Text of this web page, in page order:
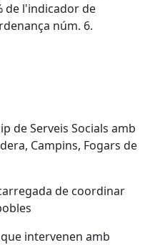
de l'indicador de
núm. 6.
de Serveis Socials amb
Campins, Fogars de
de coordinar
intervenen amb